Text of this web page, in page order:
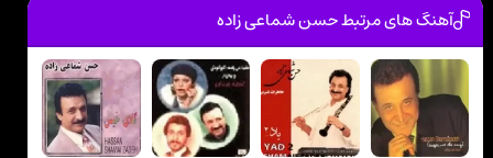
آهنگ های مرتبط حسن شماعی زاده